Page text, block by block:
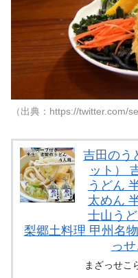
（出典：https://twitter.com/
吉田のう
ット）
うどん
太めん
士山う
梨郷土料理 甲州名
っ
まざっせこ